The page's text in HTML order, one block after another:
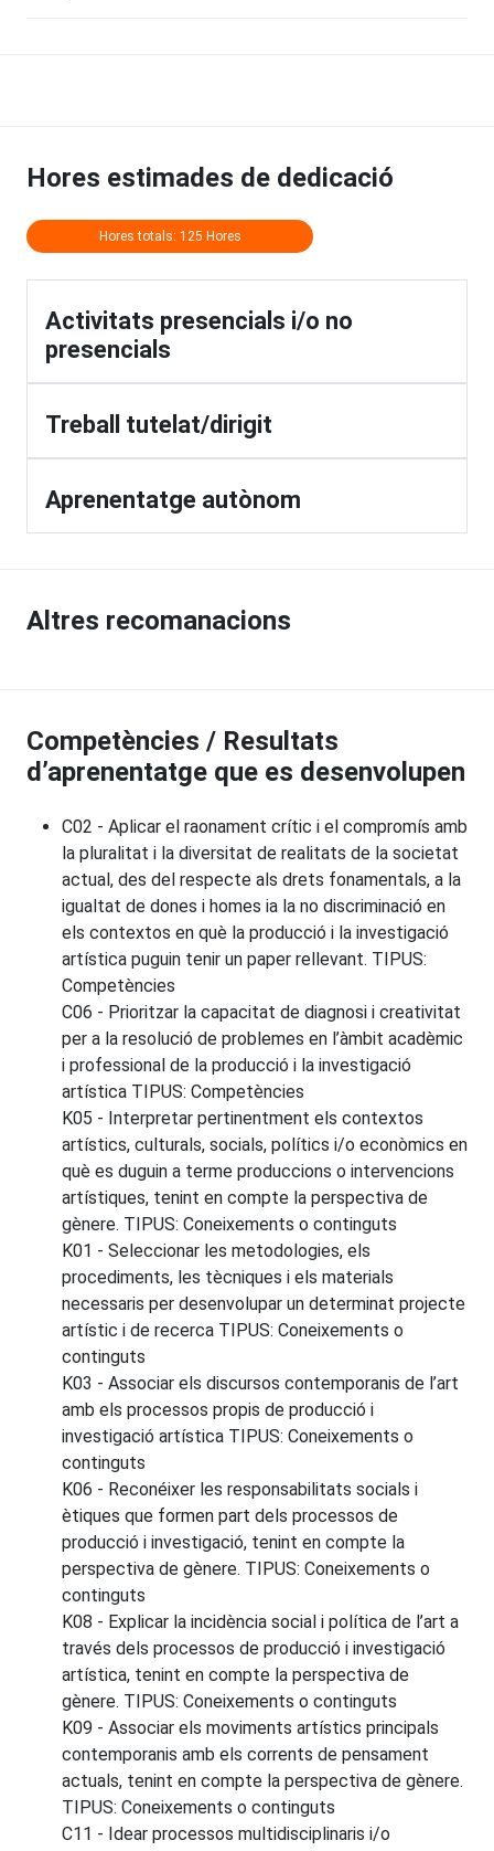
Hores estimades de dedicació
Hores totals: 125 Hores
Activitats presencials i/o no
presencials
Treball tutelat/dirigit
Aprenentatge autònom
Altres recomanacions
Competències / Resultats
d’aprenentatge que es desenvolupen
C02 - Aplicar el raonament crític i el compromís amb
la pluralitat i la diversitat de realitats de la societat
actual, des del respecte als drets fonamentals, a la
igualtat de dones i homes ia la no discriminació en
els contextos en què la producció i la investigació
artística puguin tenir un paper rellevant. TIPUS:
Competències
C06 - Prioritzar la capacitat de diagnosi i creativitat
per a la resolució de problemes en l’àmbit acadèmic
i professional de la producció i la investigació
artística TIPUS: Competències
K05 - Interpretar pertinentment els contextos
artístics, culturals, socials, polítics i/o econòmics en
què es duguin a terme produccions o intervencions
artístiques, tenint en compte la perspectiva de
gènere. TIPUS: Coneixements o continguts
K01 - Seleccionar les metodologies, els
procediments, les tècniques i els materials
necessaris per desenvolupar un determinat projecte
artístic i de recerca TIPUS: Coneixements o
continguts
K03 - Associar els discursos contemporanis de l’art
amb els processos propis de producció i
investigació artística TIPUS: Coneixements o
continguts
K06 - Reconéixer les responsabilitats socials i
ètiques que formen part dels processos de
producció i investigació, tenint en compte la
perspectiva de gènere. TIPUS: Coneixements o
continguts
K08 - Explicar la incidència social i política de l’art a
través dels processos de producció i investigació
artística, tenint en compte la perspectiva de
gènere. TIPUS: Coneixements o continguts
K09 - Associar els moviments artístics principals
contemporanis amb els corrents de pensament
actuals, tenint en compte la perspectiva de gènere.
TIPUS: Coneixements o continguts
C11 - Idear processos multidisciplinaris i/o